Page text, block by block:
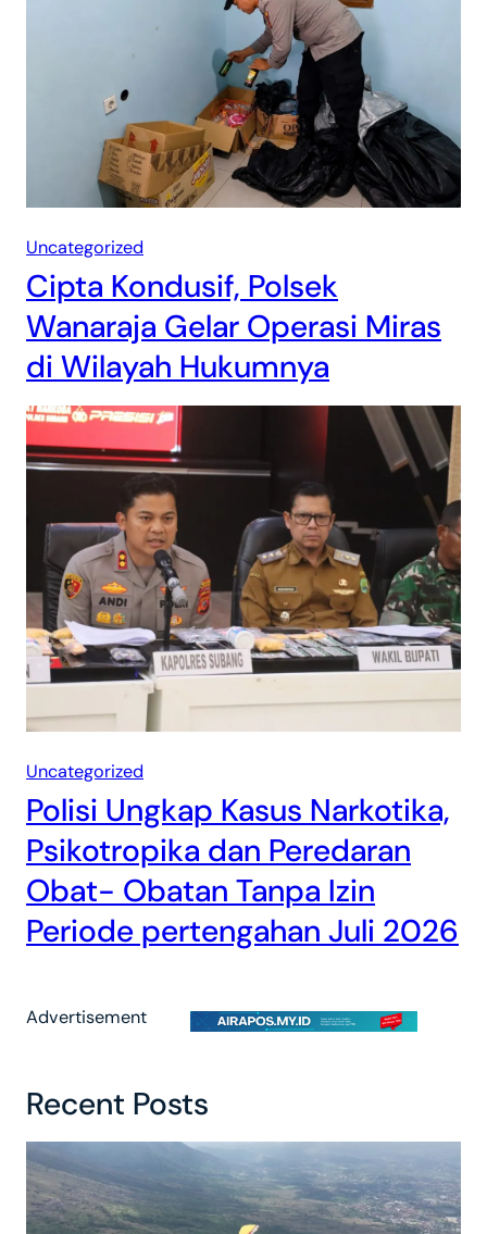
Uncategorized
Cipta Kondusif, Polsek
Wanaraja Gelar Operasi Miras
di Wilayah Hukumnya
Uncategorized
Polisi Ungkap Kasus Narkotika,
Psikotropika dan Peredaran
Obat- Obatan Tanpa Izin
Periode pertengahan Juli 2026
Advertisement
Recent Posts